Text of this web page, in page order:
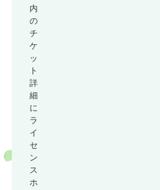
内
の
チ
ケ
ッ
ト
詳
細
に
ラ
イ
セ
ン
ス
ホ